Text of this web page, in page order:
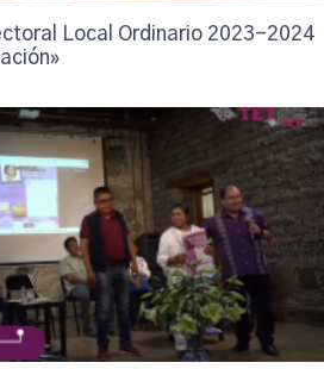
Local Ordinario 2023-2024